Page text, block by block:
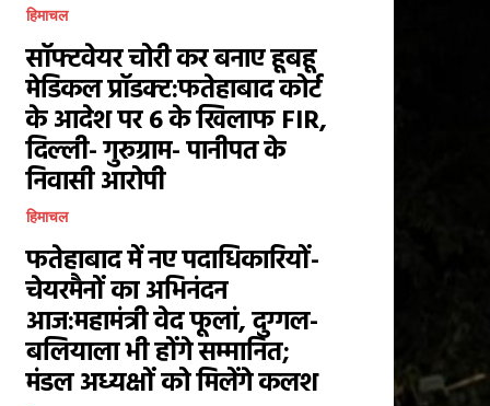
हिमाचल
सॉफ्टवेयर चोरी कर बनाए हूबहू
मेडिकल प्रॉडक्ट:फतेहाबाद कोर्ट
के आदेश पर 6 के खिलाफ FIR,
दिल्ली- गुरुग्राम- पानीपत के
निवासी आरोपी
हिमाचल
फतेहाबाद में नए पदाधिकारियों-
चेयरमैनों का अभिनंदन
आज:महामंत्री वेद फूलां, दुग्गल-
बलियाला भी होंगे सम्मानित;
मंडल अध्यक्षों को मिलेंगे कलश